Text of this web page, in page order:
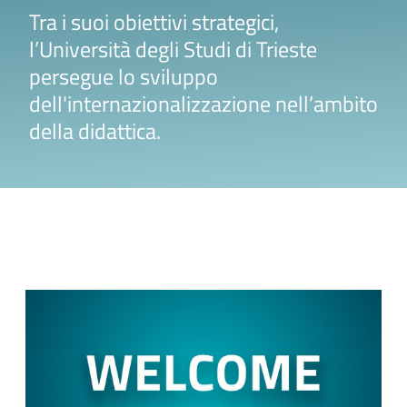
Tra i suoi obiettivi strategici,
l’Università degli Studi di Trieste
persegue lo sviluppo
dell'internazionalizzazione nell’ambito
della didattica.
Focus on